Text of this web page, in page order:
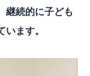
継続的に子ども
ます。